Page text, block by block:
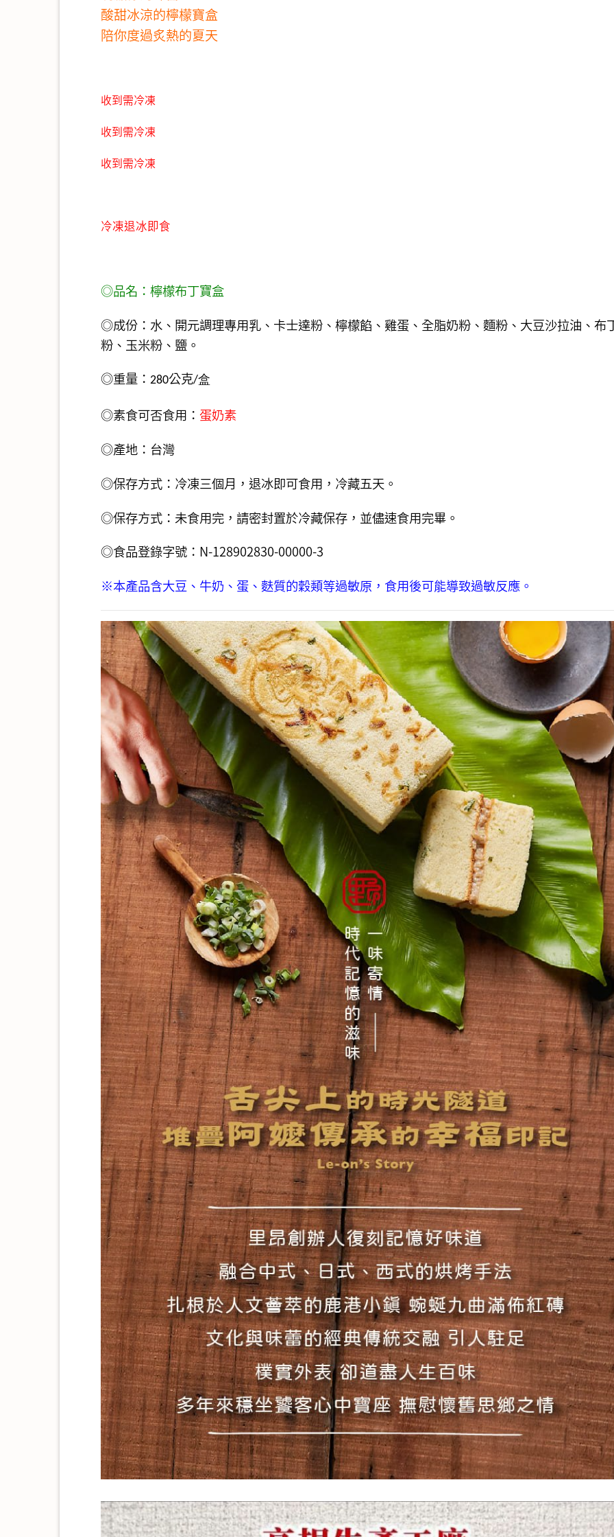
酸甜冰涼的檸檬寶盒
陪你度過炙熱的夏天
收到需冷凍
收到需冷凍
收到需冷凍
冷凍退冰即食
◎品名：檸檬布丁寶盒
◎成份：水、開元調理專用乳、卡士達粉、檸檬餡、雞蛋、全脂奶粉、麵粉、大豆沙拉油、布
粉、玉米粉、鹽。
◎重量： 280公克/盒
◎素食可否食用： 蛋奶素
◎產地：台灣
◎保存方式：冷凍三個月，退冰即可食用，冷藏五天。
◎保存方式： 未食用完，請密封置於冷藏保存，並儘速食用完畢。
◎食品登錄字號：N-128902830-00000-3
※本產品含大豆、牛奶、蛋、麩質的穀類等過敏原，食用後可能導致過敏反應。